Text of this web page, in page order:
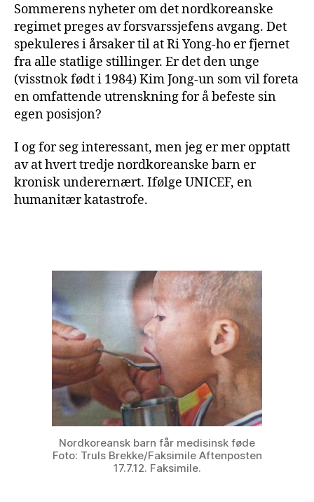
Sommerens nyheter om det nordkoreanske
regimet preges av forsvarssjefens avgang. Det
spekuleres i årsaker til at Ri Yong-ho er fjernet
fra alle statlige stillinger. Er det den unge
(visstnok født i 1984) Kim Jong-un som vil foreta
en omfattende utrenskning for å befeste sin
egen posisjon?
I og for seg interessant, men jeg er mer opptatt
av at hvert tredje nordkoreanske barn er
kronisk underernært. Ifølge UNICEF, en
humanitær katastrofe.
Nordkoreansk barn får medisinsk føde
Foto: Truls Brekke/Faksimile Aftenposten
17.7.12. Faksimile.